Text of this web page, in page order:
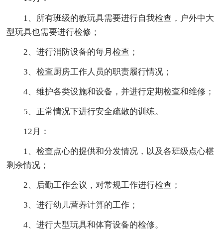
1、所有班级的教玩具需要进行自我检查，户外中大
型玩具也需要进行检修；
2、进行消防设备的每月检查；
3、检查厨房工作人员的职责履行情况；
4、维护各类设施和设备，并进行定期检查和维修；
5、正常情况下进行安全疏散的训练。
12月：
1、检查点心的提供和分发情况，以及各班级点心椹
剩余情况；
2、后勤工作会议，对常规工作进行检查；
3、进行幼儿营养计算的工作；
4、进行大型玩具和体育设备的检修。